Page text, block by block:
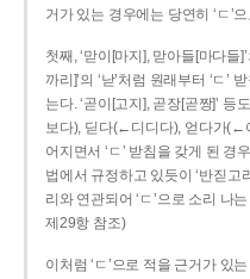
거가 있는 경우에는 당연히 ‘ㄷ’
첫째, ‘맏이[마지], 맏아들[마다들]’
까리]’의 ‘낟’처럼 원래부터 ‘ㄷ’
는다. ‘곧이[고지], 곧장[곧짱]’
보다), 딛다(←디디다), 얻다가(←
어지면서 ‘ㄷ’ 받침을 갖게 된 경
법에서 규정하고 있듯이 ‘반짇고
리와 연관되어 ‘ㄷ’으로 소리 나
제29항 참조)
이처럼 ‘ㄷ’으로 적을 근거가 있